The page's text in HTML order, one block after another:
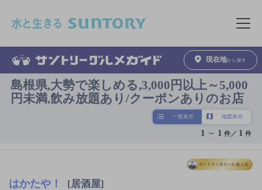
メニュ
現在地から探す
島根県,大勢で楽しめる,3,000円以上～5,000
円未満,飲み放題あり/クーポンありのお店
一覧表示 地図表示
1 ～ 1 件／ 1 件
はかたや！ [居酒屋]